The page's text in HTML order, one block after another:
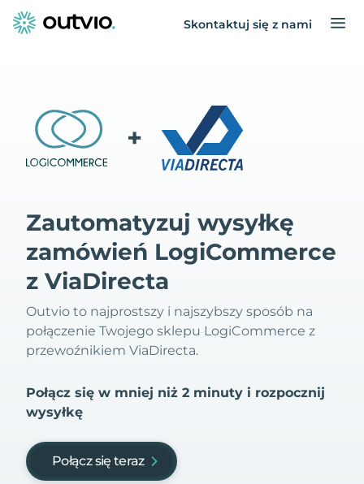
Skontaktuj się z nami
+
Zautomatyzuj wysyłkę
zamówień LogiCommerce
z ViaDirecta
Outvio to najprostszy i najszybszy sposób na
połączenie Twojego sklepu LogiCommerce z
przewoźnikiem ViaDirecta.
Połącz się w mniej niż 2 minuty i rozpocznij
wysyłkę
Połącz się teraz